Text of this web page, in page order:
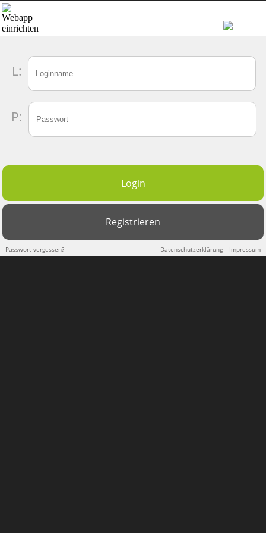
L:
P:
Passwort vergessen? Datenschutzerklärung| Impressum